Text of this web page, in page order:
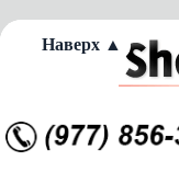
Наверх ▲